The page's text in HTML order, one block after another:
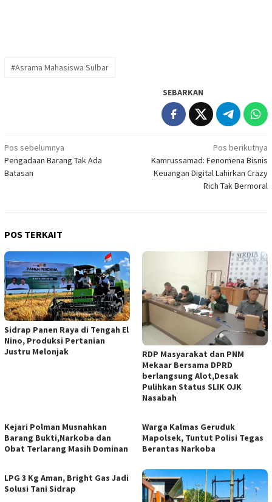
#Asrama Mahasiswa Sulbar
SEBARKAN
Navigasi
pos
Pos sebelumnya
Pengadaan Barang Tak Ada
Batasan
Pos berikutnya
Kamrussamad: Fenomena Bisnis
Keuangan Digital Lahirkan Crazy
Rich Tak Bermoral
POS TERKAIT
Sidrap Panen Raya di Tengah El
Nino, Produksi Pertanian
Justru Melonjak
RDP Masyarakat dan PNM
Mekaar Bersama DPRD
berlangsung Alot,Desak
Pulihkan Status SLIK OJK
Nasabah
Kejari Polman Musnahkan
Barang Bukti,Narkoba dan
Obat Terlarang Masih Dominan
Warga Kalmas Geruduk
Mapolsek, Tuntut Polisi Tegas
Berantas Narkoba
LPG 3 Kg Aman, Bright Gas Jadi
Solusi Tani Sidrap